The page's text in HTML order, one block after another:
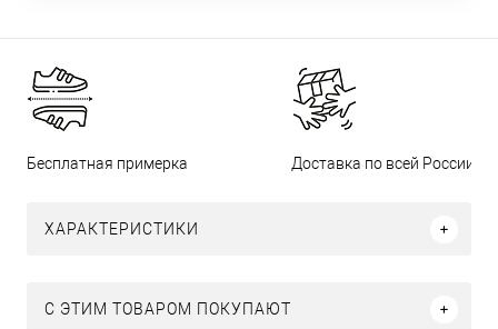
Бесплатная примерка Доставка по всей России
ХАРАКТЕРИСТИКИ
С ЭТИМ ТОВАРОМ ПОКУПАЮТ